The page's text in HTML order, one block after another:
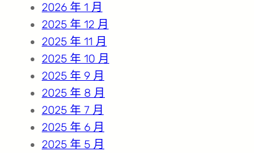
2026 年 1 月
2025 年 12 月
2025 年 11 月
2025 年 10 月
2025 年 9 月
2025 年 8 月
2025 年 7 月
2025 年 6 月
2025 年 5 月